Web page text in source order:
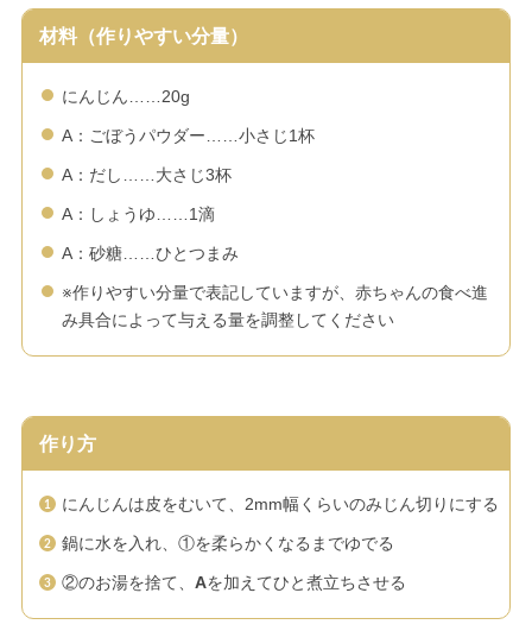
材料（作りやすい分量）
にんじん……20g
A：ごぼうパウダー……小さじ1杯
A：だし……大さじ3杯
A：しょうゆ……1滴
A：砂糖……ひとつまみ
※作りやすい分量で表記していますが、赤ちゃんの食べ進
み具合によって与える量を調整してください
作り方
にんじんは皮をむいて、2mm幅くらいのみじん切りにする
鍋に水を入れ、①を柔らかくなるまでゆでる
②のお湯を捨て、 Aを加えてひと煮立ちさせる